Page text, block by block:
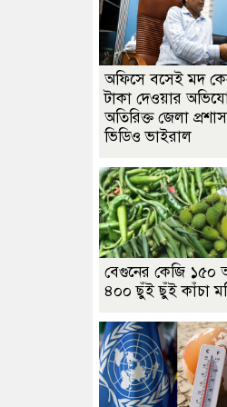
অফিসে বসেই মদ
টাকা দেওয়ার
অতিরিক্ত জেলা
ভিডিও ভাইরাল
বেগুনের কেজি ১৫০
৪০০ ছুঁই ছুঁই কাঁচা